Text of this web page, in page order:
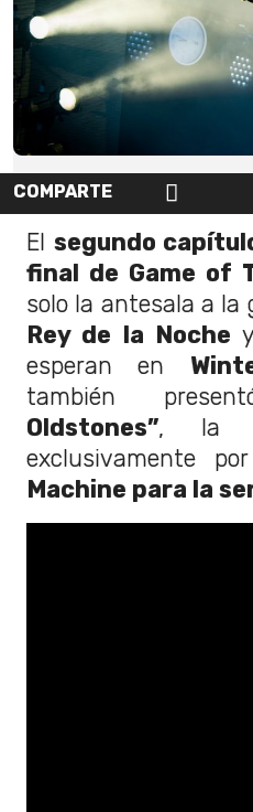
COMPARTE
El segundo
final de Game of
solo la antesala a la
Rey de la Noche
esperan en
también
Oldstones”, la
exclusivamente por
Machine para la